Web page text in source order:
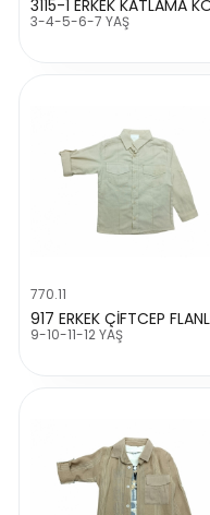
3-4-5-6-7 YAŞ
770.11
9-10-11-12 YAŞ